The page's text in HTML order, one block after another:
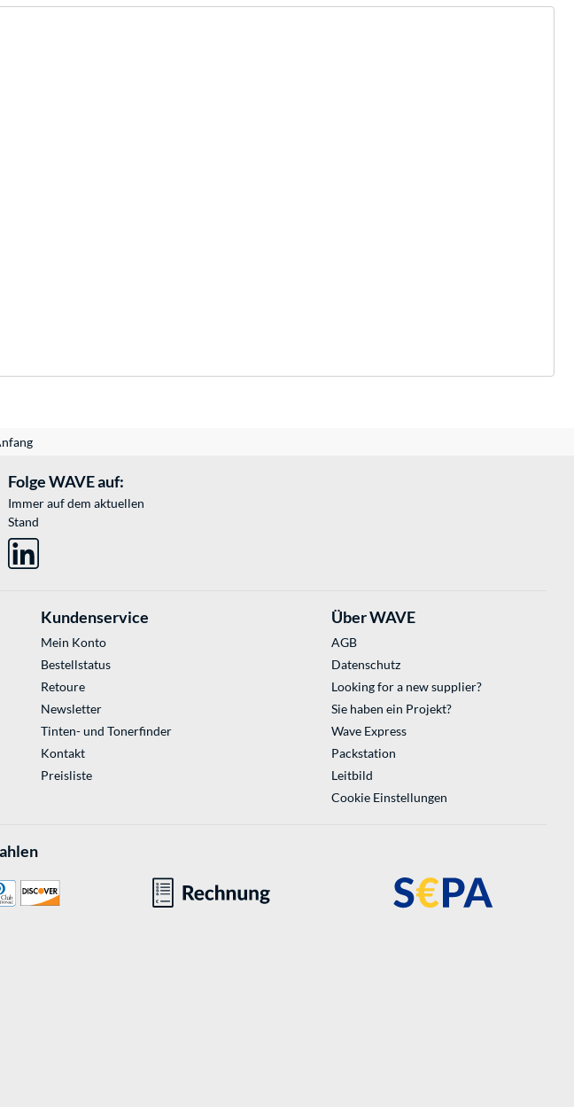
Folge WAVE auf:
Immer auf dem aktuellen
Stand
Kundenservice
Mein Konto
Bestellstatus
Retoure
Newsletter
Tinten- und Tonerfinder
Kontakt
Preisliste
Über WAVE
AGB
Datenschutz
Looking for a new supplier?
Sie haben ein Projekt?
Wave Express
Packstation
Leitbild
Cookie Einstellungen